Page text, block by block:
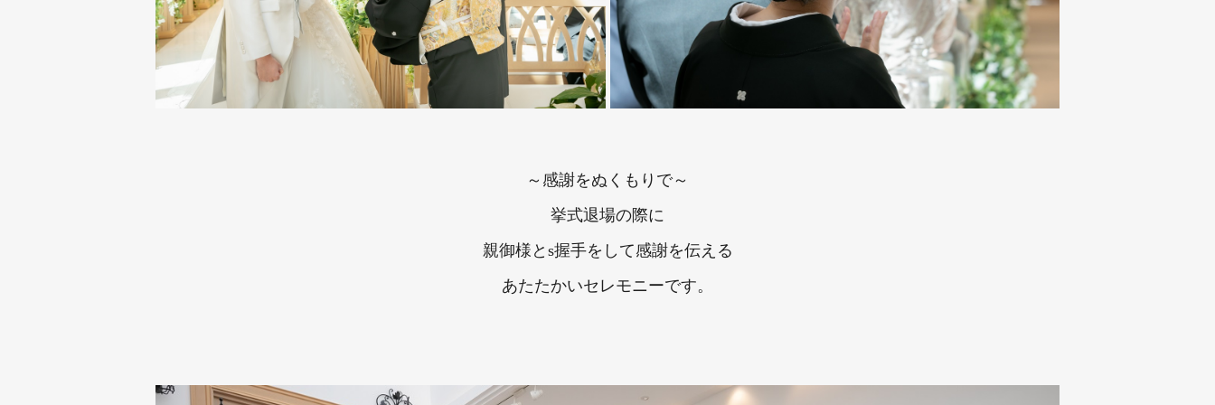
～感謝をぬくもりで～
挙式退場の際に
親御様とs握手をして感謝を伝える
あたたかいセレモニーです。